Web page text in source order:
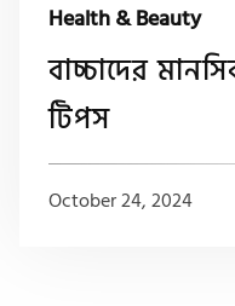
Health & Beauty
বাচ্চাদের
টিপস
October 24, 2024